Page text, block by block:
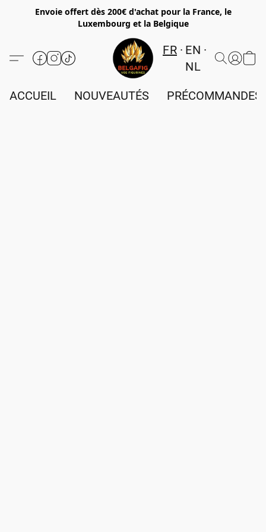
Envoie offert dès 200€ d'achat pour la France, le
Luxembourg et la Belgique
FR
EN
NL
ACCUEIL NOUVEAUTÉS PRÉCOMMANDES